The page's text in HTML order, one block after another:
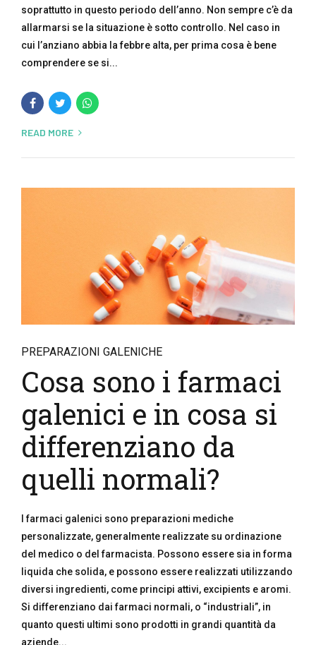
soprattutto in questo periodo dell’anno. Non sempre c’è da
allarmarsi se la situazione è sotto controllo. Nel caso in
cui l’anziano abbia la febbre alta, per prima cosa è bene
comprendere se si...
READ MORE
PREPARAZIONI GALENICHE
Cosa sono i farmaci
galenici e in cosa si
differenziano da
quelli normali?
I farmaci galenici sono preparazioni mediche
personalizzate, generalmente realizzate su ordinazione
del medico o del farmacista. Possono essere sia in forma
liquida che solida, e possono essere realizzati utilizzando
diversi ingredienti, come principi attivi, excipients e aromi.
Si differenziano dai farmaci normali, o “industriali”, in
quanto questi ultimi sono prodotti in grandi quantità da
aziende...